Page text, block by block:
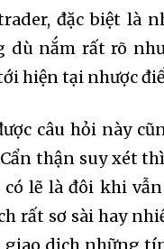
đặc biệt là
nắm rất rõ
hiện tại nhược
câu hỏi này
thận suy xét
lẽ là đôi khi
rất sơ sài hay
giao dịch những